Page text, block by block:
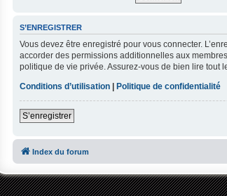
S’ENREGISTRER
Vous devez être enregistré pour vous connecter.
accorder des permissions additionnelles aux
politique de vie privée. Assurez-vous de bien lire tout
Conditions d’utilisation | Politique de confidentialité
S’enregistrer
Index du forum